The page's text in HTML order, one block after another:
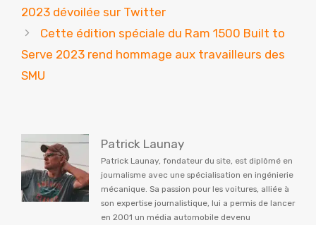
2023 dévoilée sur Twitter
Cette édition spéciale du Ram 1500 Built to
Serve 2023 rend hommage aux travailleurs des
SMU
Patrick Launay
Patrick Launay, fondateur du site, est diplômé en
journalisme avec une spécialisation en ingénierie
mécanique. Sa passion pour les voitures, alliée à
son expertise journalistique, lui a permis de lancer
en 2001 un média automobile devenu